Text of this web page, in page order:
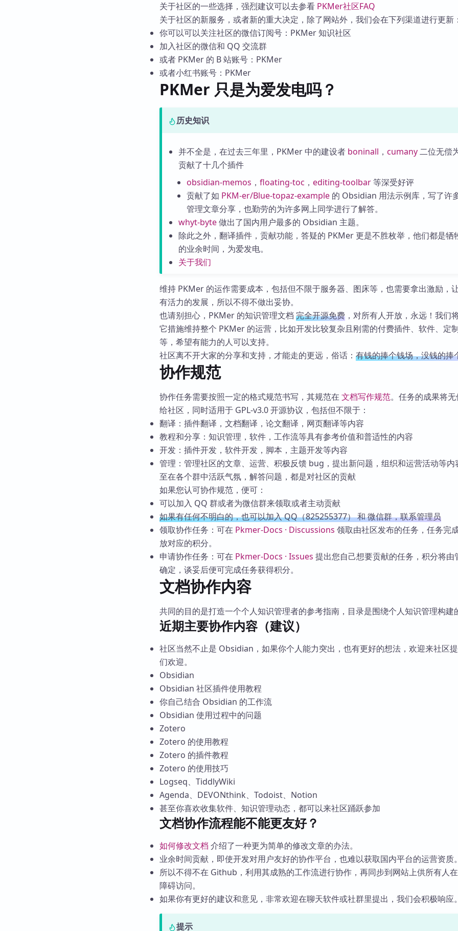
关于社区的一些选择，强烈建议可以去参看 PKMer社区FAQ
关于社区的新服务，或者新的重大决定，除了网站外，我们会在下列渠道进行更新：
你可以可以关注社区的微信订阅号：PKMer 知识社区
加入社区的微信和 QQ 交流群
或者 PKMer 的 B 站账号：PKMer
或者小红书账号：PKMer
PKMer 只是为爱发电吗？
历史知识
并不全是，在过去三年里，PKMer 中的建设者 boninall ， cumany二位无偿
贡献了十几个插件
obsidian-memos ， floating-toc ， editing-toolbar等深受好评
贡献了如 PKM-er/Blue-topaz-example的 Obsidian 用法示例库，写了许
管理文章分享，也勤劳的为许多网上同学进行了解答。
whyt-byte做出了国内用户最多的 Obsidian 主题。
除此之外，翻译插件，贡献功能，答疑的 PKMer 更是不胜枚举，他们都是牺
的业余时间，为爱发电。
关于我们
维持 PKMer 的运作需要成本，包括但不限于服务器、图床等，也需要拿出激励，
有活力的发展，所以不得不做出妥协。
也请别担心，PKMer 的知识管理文档 完全开源免费 ，对所有人开放，永远！我们
它措施维持整个 PKMer 的运营，比如开发比较复杂且刚需的付费插件、软件、定
等，希望有能力的人可以支持。
社区离不开大家的分享和支持，才能走的更远，俗话： 有钱的捧个钱场，没钱的捧
协作规范
协作任务需要按照一定的格式规范书写，其规范在 文档写作规范。任务的成果将
给社区，同时适用于 GPL-v3.0 开源协议，包括但不限于：
翻译：插件翻译，文档翻译，论文翻译，网页翻译等内容
教程和分享：知识管理，软件，工作流等具有参考价值和普适性的内容
开发：插件开发，软件开发，脚本，主题开发等内容
管理：管理社区的文章、运营、积极反馈 bug，提出新问题，组织和运营活动等内
至在各个群中活跃气氛，解答问题，都是对社区的贡献
如果您认可协作规范，便可：
可以加入 QQ 群或者为微信群来领取或者主动贡献
如果有任何不明白的，也可以加入 QQ（825255377） 和 微信群，联系管理员
领取协作任务：可在 Pkmer-Docs · Discussions 领取由社区发布的任务，任务完
放对应的积分。
申请协作任务：可在 Pkmer-Docs · Issues 提出您自己想要贡献的任务，积分将由
确定，谈妥后便可完成任务获得积分。
文档协作内容
共同的目的是打造一个个人知识管理者的参考指南，目录是围绕个人知识管理构建
近期主要协作内容（建议）
社区当然不止是 Obsidian，如果你个人能力突出，也有更好的想法，欢迎来社区
们欢迎。
Obsidian
Obsidian 社区插件使用教程
你自己结合 Obsidian 的工作流
Obsidian 使用过程中的问题
Zotero
Zotero 的使用教程
Zotero 的插件教程
Zotero 的使用技巧
Logseq、TiddlyWiki
Agenda、DEVONthink、Todoist、Notion
甚至你喜欢收集软件、知识管理动态，都可以来社区踊跃参加
文档协作流程能不能更友好？
如何修改文档 介绍了一种更为简单的修改文章的办法。
业余时间贡献，即使开发对用户友好的协作平台，也难以获取国内平台的运营资质。
所以不得不在 Github，利用其成熟的工作流进行协作，再同步到网站上供所有人
障碍访问。
如果你有更好的建议和意见，非常欢迎在聊天软件或社群里提出，我们会积极响应。
提示